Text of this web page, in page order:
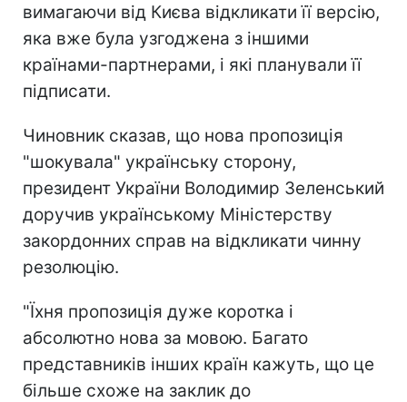
вимагаючи від Києва відкликати її версію,
яка вже була узгоджена з іншими
країнами-партнерами, і які планували її
підписати.
Чиновник сказав, що нова пропозиція
"шокувала" українську сторону,
президент України Володимир Зеленський
доручив українському Міністерству
закордонних справ на відкликати чинну
резолюцію.
"Їхня пропозиція дуже коротка і
абсолютно нова за мовою. Багато
представників інших країн кажуть, що це
більше схоже на заклик до